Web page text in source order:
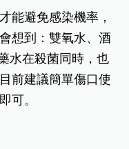
能避免感染機率，
想到：雙氧水、酒
水在殺菌同時，也
前建議簡單傷口使
可。